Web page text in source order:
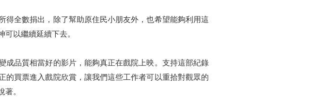
全數捐出，除了幫助原住民小朋友外，也希望能夠利用這
以繼續延續下去。
成品質相當好的影片，能夠真正在戲院上映。支持這部紀錄
買票進入戲院欣賞，讓我們這些工作者可以重拾對觀眾的
。